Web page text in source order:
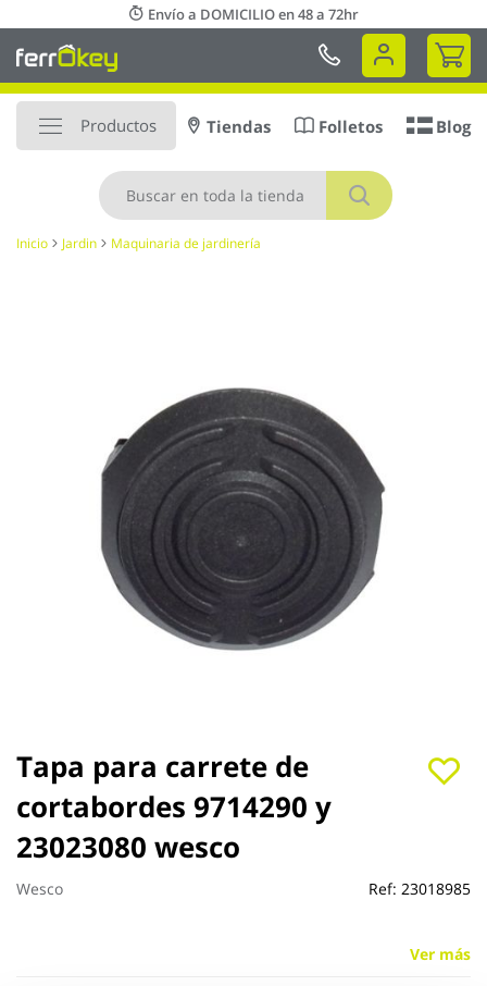
al
contenido
Envío a DOMICILIO en 48 a 72hr
Mi
Productos
Buscar
Tiendas Folletos Blog
Inicio Jardin Maquinaria de jardinería
Tapa para carrete de
cortabordes 9714290 y
23023080 wesco
Wesco Ref: 23018985
Ver más
Saltar
al
comienzo
de
la
galería
de